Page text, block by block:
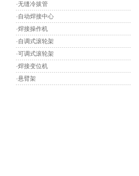
·无缝冷拔管
·自动焊接中心
·焊接操作机
·自调式滚轮架
·可调式滚轮架
·焊接变位机
·悬臂架